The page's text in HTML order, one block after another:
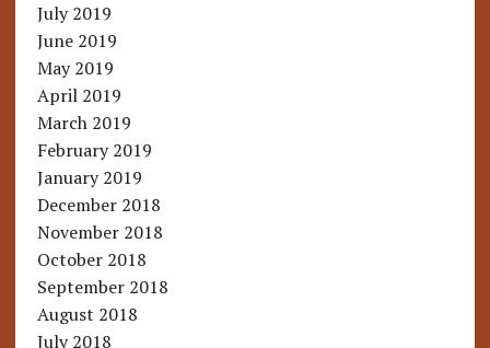
July 2019
June 2019
May 2019
April 2019
March 2019
February 2019
January 2019
December 2018
November 2018
October 2018
September 2018
August 2018
July 2018